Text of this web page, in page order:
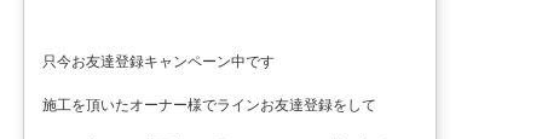
只今お友達登録キャンペーン中です
施工を頂いたオーナー様でラインお友達登録をして